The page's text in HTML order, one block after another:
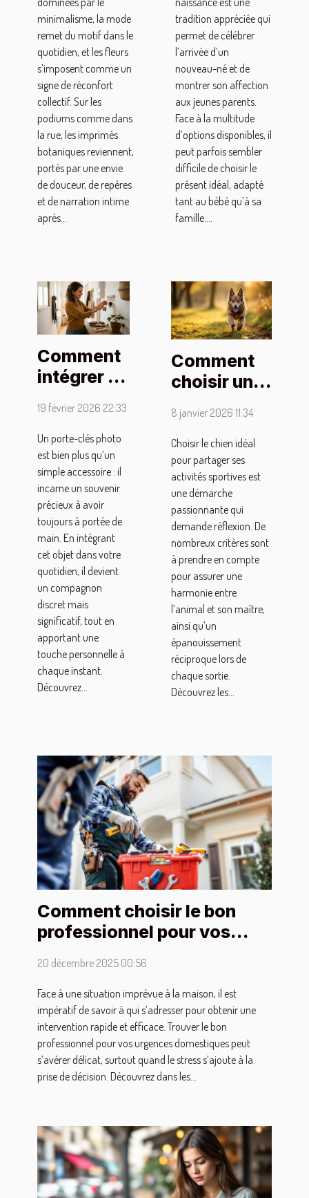
mode
post-
pandémie
minimalisme, la mode
remet du motif dans le
quotidien, et les fleurs
s’imposent comme un
signe de réconfort
collectif. Sur les
podiums comme dans
la rue, les imprimés
botaniques reviennent,
portés par une envie
de douceur, de repères
et de narration intime
après...
naissance
tradition appréciée qui
permet de célébrer
l’arrivée d’un
nouveau-né et de
montrer son affection
aux jeunes parents.
Face à la multitude
d’options disponibles, il
peut parfois sembler
difficile de choisir le
présent idéal, adapté
tant au bébé qu’à sa
famille....
Comment
intégrer un
photo
dans votre
quotidien
?
19 février 2026 22:33
Un porte-clés photo
est bien plus qu’un
simple accessoire : il
incarne un souvenir
précieux à avoir
toujours à portée de
main. En intégrant
cet objet dans votre
quotidien, il devient
un compagnon
discret mais
significatif, tout en
apportant une
touche personnelle à
chaque instant.
Découvrez...
Comment
choisir un
canin pour
vos
activités
sportives ?
8 janvier 2026 11:34
Choisir le chien idéal
pour partager ses
activités sportives est
une démarche
passionnante qui
demande réflexion. De
nombreux critères sont
à prendre en compte
pour assurer une
harmonie entre
l’animal et son maître,
ainsi qu’un
épanouissement
réciproque lors de
chaque sortie.
Découvrez les...
Comment choisir le bon
professionnel pour vos
20 décembre 2025 00:56
Face à une situation imprévue à la maison, il est
impératif de savoir à qui s’adresser pour obtenir une
intervention rapide et efficace. Trouver le bon
professionnel pour vos urgences domestiques peut
s’avérer délicat, surtout quand le stress s’ajoute à la
prise de décision. Découvrez dans les...